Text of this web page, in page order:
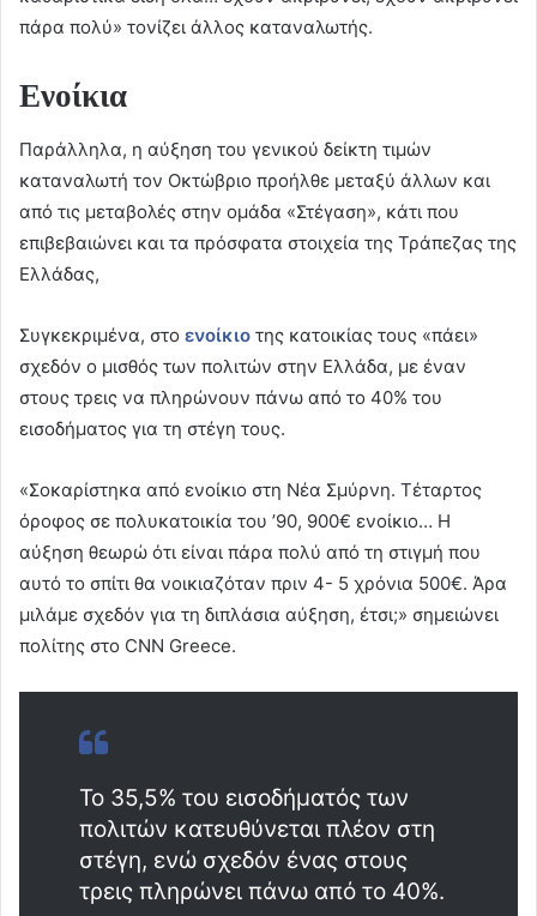
πάρα πολύ» τονίζει άλλος καταναλωτής.
Ενοίκια
Παράλληλα, η αύξηση του γενικού δείκτη τιμών
καταναλωτή τον Οκτώβριο προήλθε μεταξύ άλλων και
από τις μεταβολές στην ομάδα «Στέγαση», κάτι που
επιβεβαιώνει και τα πρόσφατα στοιχεία της Τράπεζας της
Ελλάδας,
Συγκεκριμένα, στο ενοίκιο της κατοικίας τους «πάει»
σχεδόν ο μισθός των πολιτών στην Ελλάδα, με έναν
στους τρεις να πληρώνουν πάνω από το 40% του
εισοδήματος για τη στέγη τους.
«Σοκαρίστηκα από ενοίκιο στη Νέα Σμύρνη. Τέταρτος
όροφος σε πολυκατοικία του ’90, 900€ ενοίκιο… Η
αύξηση θεωρώ ότι είναι πάρα πολύ από τη στιγμή που
αυτό το σπίτι θα νοικιαζόταν πριν 4- 5 χρόνια 500€. Άρα
μιλάμε σχεδόν για τη διπλάσια αύξηση, έτσι;» σημειώνει
πολίτης στο CNN Greece.
Το 35,5% του εισοδήματός των
πολιτών κατευθύνεται πλέον στη
στέγη, ενώ σχεδόν ένας στους
τρεις πληρώνει πάνω από το 40%.